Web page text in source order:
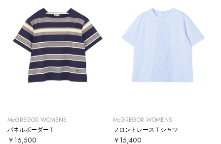
McGREGOR WOMENS
パネルボーダーＴ
￥16,500
McGREGOR WOMENS
フロントレースＴシャツ
￥15,400